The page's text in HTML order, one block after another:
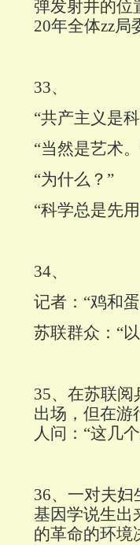
弹发射井的位
20年全体zz局
33、
“共产主义是
“当然是艺术
“为什么？”
“科学总是先
34、
记者：“鸡和
苏联群众：“
35、在苏联
出场，但在游
人问：“这几
36、一对夫
基因学说生出
的革命的环境